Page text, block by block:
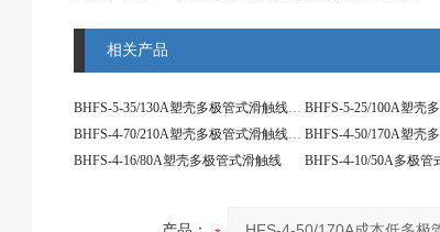
相关产品
BHFS-5-35/130A塑壳多极管式滑触线工作电压
BHFS-4-70/210A塑壳多极管式滑触线防护等级
BHFS-4-16/80A塑壳多极管式滑触线
BHFS-4-10/50A多极管